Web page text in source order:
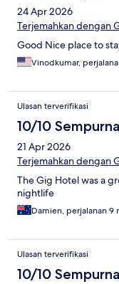
24 Apr 2026
Terjemahkan dengan
Good Nice place to
Vinodkumar,
Ulasan terverifikasi
10/10 Sempurna
21 Apr 2026
Terjemahkan dengan
The Gig Hotel was a
nightlife
Damien, perjalanan 9
Ulasan terverifikasi
10/10 Sempurna